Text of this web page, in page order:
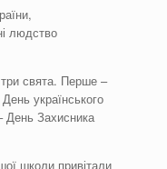
людство
три свята. Перше –
українського
День Захисника
школи привітали